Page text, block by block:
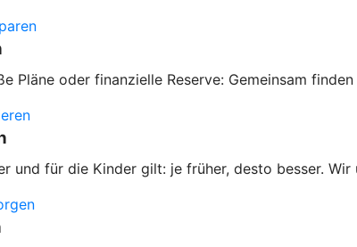
Pläne oder finanzielle Reserve: Gemeinsam
und für die Kinder gilt: je früher, desto besser.